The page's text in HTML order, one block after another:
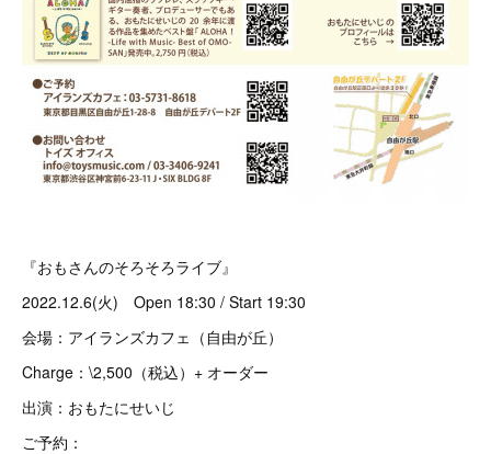
『おもさんのそろそろライブ』
2022.12.6(火) Open 18:30 / Start 19:30
会場：アイランズカフェ（自由が丘）
Charge：\2,500（税込）+ オーダー
出演：おもたにせいじ
ご予約：